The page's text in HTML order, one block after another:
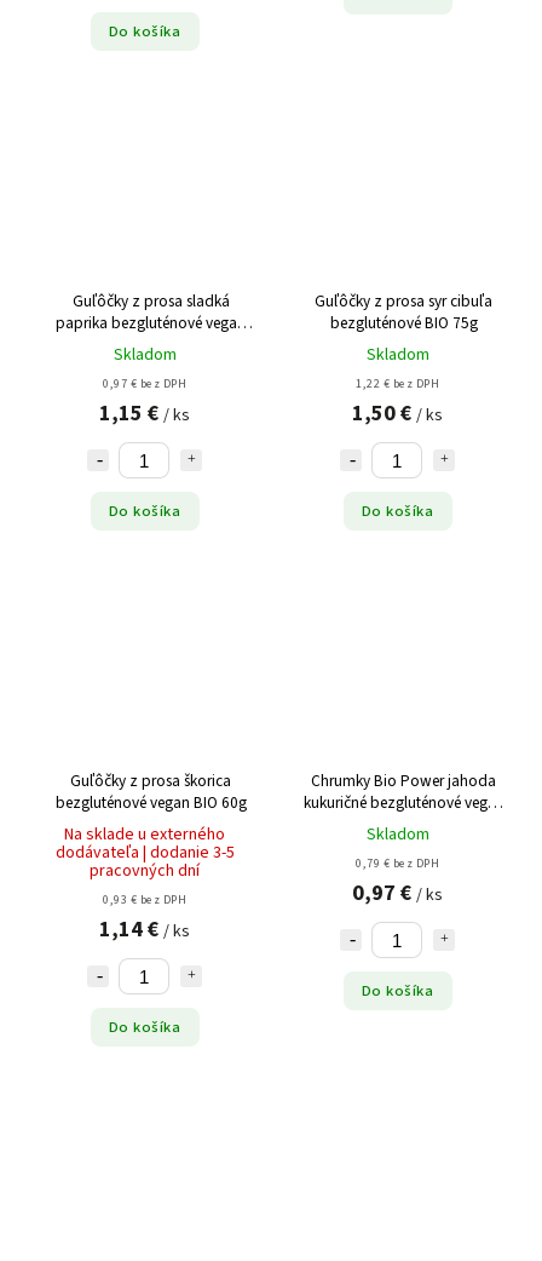
Do košíka
Guľôčky z prosa sladká
paprika bezgluténové vegan
BIO 75g
Skladom
0,97 € bez DPH
1,15 € / ks
Do košíka
Guľôčky z prosa syr cibuľa
bezgluténové BIO 75g
Skladom
1,22 € bez DPH
1,50 € / ks
Do košíka
Guľôčky z prosa škorica
bezgluténové vegan BIO 60g
Na sklade u externého
dodávateľa | dodanie 3-5
pracovných dní
0,93 € bez DPH
1,14 € / ks
Do košíka
Chrumky Bio Power jahoda
kukuričné bezgluténové vegan
BIO 55g
Skladom
0,79 € bez DPH
0,97 € / ks
Do košíka